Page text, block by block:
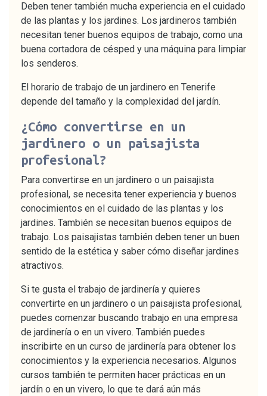
Deben tener también mucha experiencia en el cuidado
de las plantas y los jardines. Los jardineros también
necesitan tener buenos equipos de trabajo, como una
buena cortadora de césped y una máquina para limpiar
los senderos.
El horario de trabajo de un jardinero en Tenerife
depende del tamaño y la complexidad del jardín.
¿Cómo convertirse en un
jardinero o un paisajista
profesional?
Para convertirse en un jardinero o un paisajista
profesional, se necesita tener experiencia y buenos
conocimientos en el cuidado de las plantas y los
jardines. También se necesitan buenos equipos de
trabajo. Los paisajistas también deben tener un buen
sentido de la estética y saber cómo diseñar jardines
atractivos.
Si te gusta el trabajo de jardinería y quieres
convertirte en un jardinero o un paisajista profesional,
puedes comenzar buscando trabajo en una empresa
de jardinería o en un vivero. También puedes
inscribirte en un curso de jardinería para obtener los
conocimientos y la experiencia necesarios. Algunos
cursos también te permiten hacer prácticas en un
jardín o en un vivero, lo que te dará aún más